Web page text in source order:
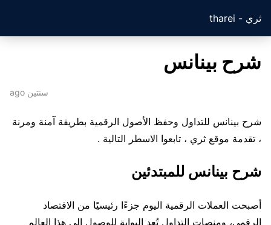
ثري - tharei
شرح بينانس
سنتين ago
شرح بينانس للتداول وحفظ الأصول الرقمية بطريقة آمنة ومرنة
، تقدمة موقع ثري ، تابعوا الاسطر التالية .
شرح بينانس للمبتدئين
أصبحت العملات الرقمية اليوم جزءًا رئيسيًا من الاقتصاد
الرقمي، ومنصات التداول تُعد البوابة للوصول إلى هذا العالم